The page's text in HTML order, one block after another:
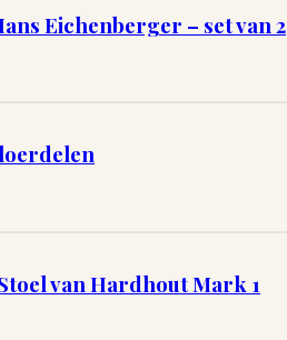
Eichenberger – set van 2
van Hardhout Mark 1